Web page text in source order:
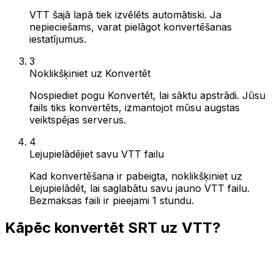
VTT šajā lapā tiek izvēlēts automātiski. Ja
nepieciešams, varat pielāgot konvertēšanas
iestatījumus.
3
Noklikšķiniet uz Konvertēt
Nospiediet pogu Konvertēt, lai sāktu apstrādi. Jūsu
fails tiks konvertēts, izmantojot mūsu augstas
veiktspējas serverus.
4
Lejupielādējiet savu VTT failu
Kad konvertēšana ir pabeigta, noklikšķiniet uz
Lejupielādēt, lai saglabātu savu jauno VTT failu.
Bezmaksas faili ir pieejami 1 stundu.
Kāpēc konvertēt SRT uz VTT?